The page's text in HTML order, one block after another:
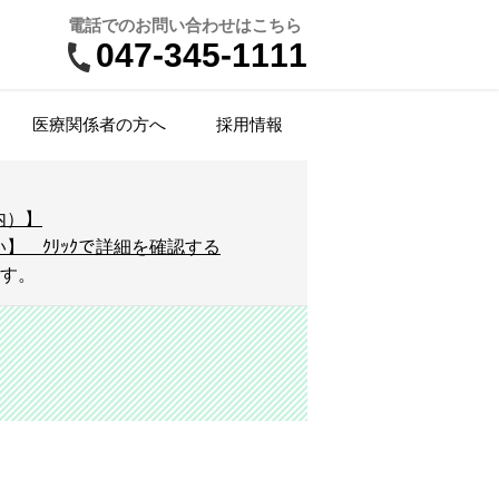
電話でのお問い合わせはこちら
047-345-1111
来受診案内
情報提供（カルテ開示）
院医療費とお支払方法
瘍内科
器内科
病・内分泌代謝内科
外科
業健診
ズドック
立腺がん検査】
ドック
・予防接種のお問い合わせ
ームページに掲載必要な事項（施設
・加算）
年報（アニュアルレポート）
情報保護方針
定・学会認定
団栄養指導・健康教室
公式アカウント
医療関係者の方へ
PET/CT検査
（医療機器等）
採用情報
療看護師（NP）
医学物理士
工学科
他職種
施設
】
】 ｸﾘｯｸで詳細を確認する
。